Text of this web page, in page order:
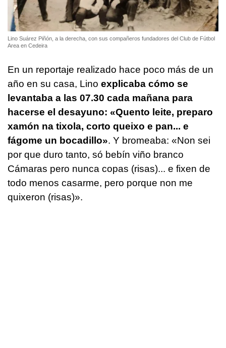
Lino Suárez Piñón, a la derecha, con sus compañeros fundadores del Club de Fútbol
Area en Cedeira
En un reportaje realizado hace poco más de un
año en su casa, Lino explicaba cómo se
levantaba a las 07.30 cada mañana para
hacerse el desayuno: «Quento leite, preparo
xamón na tixola, corto queixo e pan... e
fágome un bocadillo». Y bromeaba: «Non sei
por que duro tanto, só bebín viño branco
Cámaras pero nunca copas (risas)... e fixen de
todo menos casarme, pero porque non me
quixeron (risas)».